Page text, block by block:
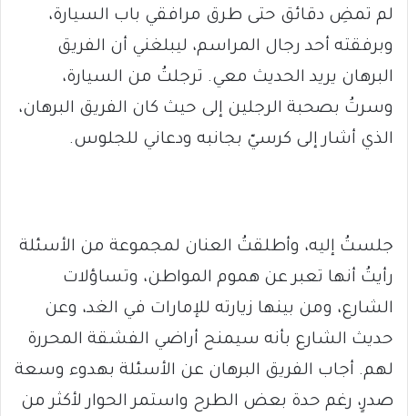
لم تمضِ دقائق حتى طرق مرافقي باب السيارة،
وبرفقته أحد رجال المراسم، ليبلغني أن الفريق
البرهان يريد الحديث معي. ترجلتُ من السيارة،
وسرتُ بصحبة الرجلين إلى حيث كان الفريق البرهان،
الذي أشار إلى كرسيّ بجانبه ودعاني للجلوس.
جلستُ إليه، وأطلقتُ العنان لمجموعة من الأسئلة
رأيتُ أنها تعبر عن هموم المواطن، وتساؤلات
الشارع، ومن بينها زيارته للإمارات في الغد، وعن
حديث الشارع بأنه سيمنح أراضي الفشقة المحررة
لهم. أجاب الفريق البرهان عن الأسئلة بهدوء وسعة
صدرٍ، رغم حدة بعض الطرح واستمر الحوار لأكثر من